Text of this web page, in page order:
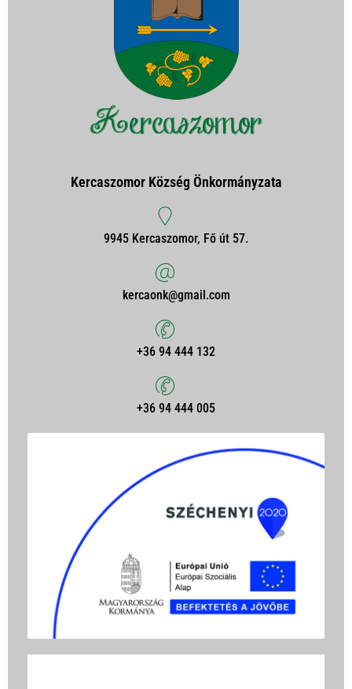
Kercaszomor Község Önkormányzata
9945 Kercaszomor, Fő út 57.
kercaonk@gmail.com
+36 94 444 132
+36 94 444 005